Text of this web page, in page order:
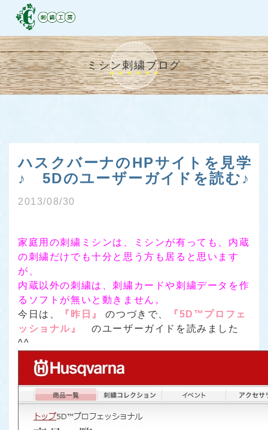
ミシン刺繍ブログ
ハスクバーナのHPサイトを見学
♪ 5Dのユーザーガイドを読む♪
2013/08/30
家庭用の刺繍ミシンは、ミシンが有っても、内蔵
の刺繍だけでも十分と思う方も居ると思います
が、
内蔵以外の刺繍は、刺繍カードや刺繍データを作
るソフトが無いと動きません。
今日は、
『昨日』 のつづきで、
『5D™プロフェ
ッショナル』
のユーザーガイドを読みました
^^